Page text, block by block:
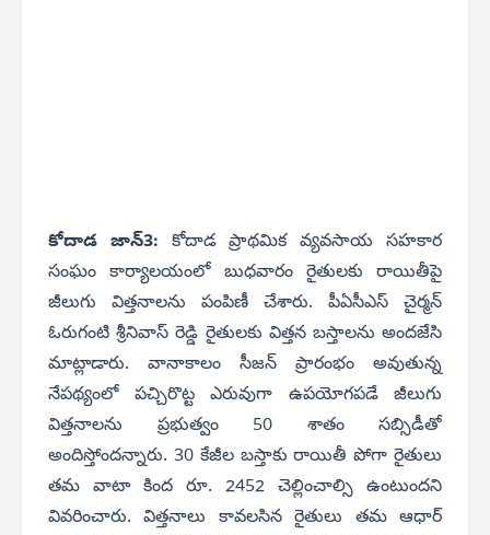
కోదాడ జాన్3: కోదాడ ప్రాథమిక వ్యవసాయ సహకార
సంఘం కార్యాలయంలో బుధవారం రైతులకు రాయితీపై
జీలుగు విత్తనాలను పంపిణీ చేశారు. పీఏసీఎస్ చైర్మన్
ఓరుగంటి శ్రీనివాస్ రెడ్డి రైతులకు విత్తన బస్తాలను అందజేసి
మాట్లాడారు. వానాకాలం సీజన్ ప్రారంభం అవుతున్న
నేపథ్యంలో పచ్చిరొట్ట ఎరువుగా ఉపయోగపడే జీలుగు
విత్తనాలను ప్రభుత్వం 50 శాతం సబ్సిడీతో
అందిస్తోందన్నారు. 30 కేజీల బస్తాకు రాయితీ పోగా రైతులు
తమ వాటా కింద రూ. 2452 చెల్లించాల్సి ఉంటుందని
వివరించారు. విత్తనాలు కావలసిన రైతులు తమ ఆధార్